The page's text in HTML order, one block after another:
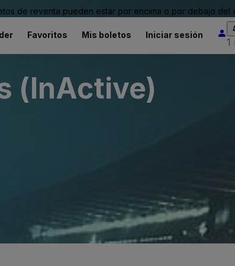
de reventa pueden estar por encima o por debajo del
Favoritos Mis boletos Iniciar sesión
1
(InActive)